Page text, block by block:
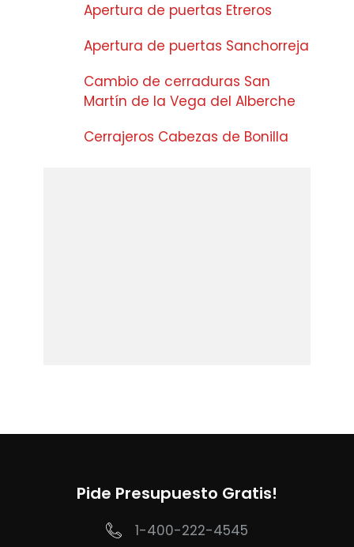
Apertura de puertas Etreros
Apertura de puertas Sanchorreja
Cambio de cerraduras San
Martín de la Vega del Alberche
Cerrajeros Cabezas de Bonilla
Pide Presupuesto Gratis!
1-400-222-4545